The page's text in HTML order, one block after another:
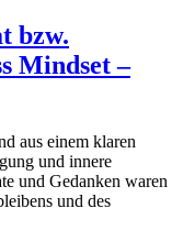
bzw.
Mindset –
aus einem klaren
und innere
und Gedanken waren
und des